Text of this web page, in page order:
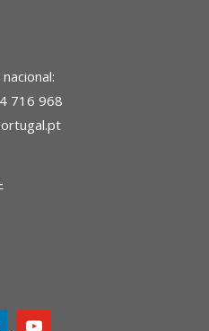
716 968
youtube